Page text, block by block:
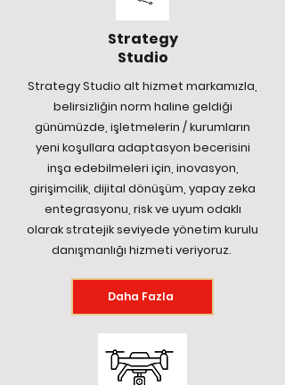
Strategy
Studio
Strategy Studio alt hizmet markamızla,
belirsizliğin norm haline geldiği
günümüzde, işletmelerin / kurumların
yeni koşullara adaptasyon becerisini
inşa edebilmeleri için, inovasyon,
girişimcilik, dijital dönüşüm, yapay zeka
entegrasyonu, risk ve uyum odaklı
olarak stratejik seviyede yönetim kurulu
danışmanlığı hizmeti veriyoruz.
Daha Fazla